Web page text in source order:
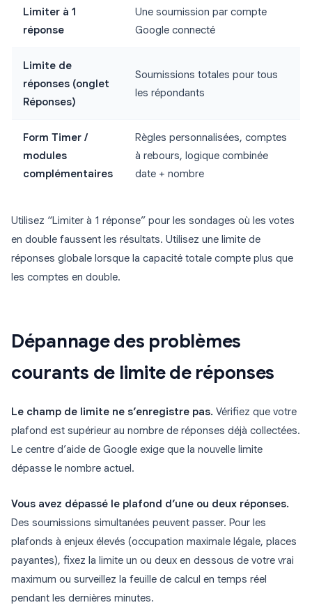
Limiter à 1
réponse
Une soumission par compte
Google connecté
Limite de
réponses (onglet
Réponses)
Soumissions totales pour tous
les répondants
Form Timer /
modules
complémentaires
Règles personnalisées, comptes
à rebours, logique combinée
date + nombre
Utilisez “Limiter à 1 réponse” pour les sondages où les votes
en double faussent les résultats. Utilisez une limite de
réponses globale lorsque la capacité totale compte plus que
les comptes en double.
Dépannage des problèmes
courants de limite de réponses
Le champ de limite ne s’enregistre pas. Vérifiez que votre
plafond est supérieur au nombre de réponses déjà collectées.
Le centre d’aide de Google exige que la nouvelle limite
dépasse le nombre actuel.
Vous avez dépassé le plafond d’une ou deux réponses.
Des soumissions simultanées peuvent passer. Pour les
plafonds à enjeux élevés (occupation maximale légale, places
payantes), fixez la limite un ou deux en dessous de votre vrai
maximum ou surveillez la feuille de calcul en temps réel
pendant les dernières minutes.